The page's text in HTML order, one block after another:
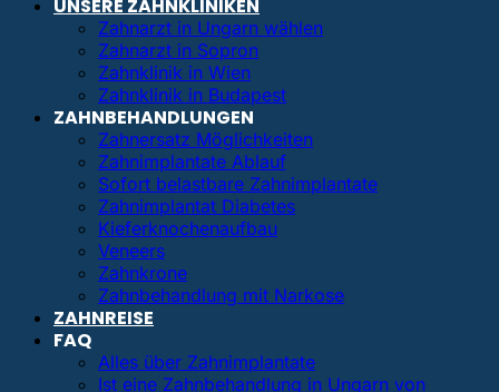
UNSERE ZAHNKLINIKEN
Zahnarzt in Ungarn wählen
Zahnarzt in Sopron
Zahnklinik in Wien
Zahnklinik in Budapest
ZAHNBEHANDLUNGEN
Zahnersatz Möglichkeiten
Zahnimplantate Ablauf
Sofort belastbare Zahnimplantate
Zahnimplantat Diabetes
Kieferknochenaufbau
Veneers
Zahnkrone
Zahnbehandlung mit Narkose
ZAHNREISE
FAQ
Alles über Zahnimplantate
Ist eine Zahnbehandlung in Ungarn von